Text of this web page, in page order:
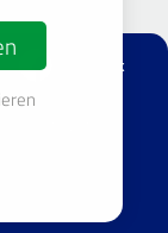
& Co. KG
facebook